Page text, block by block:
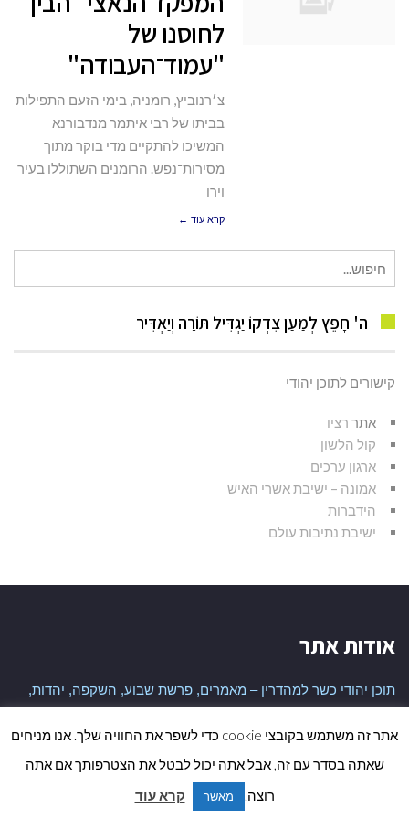
לחוסנו של
"עמוד־העבודה"
צ׳רנוביץ, רומניה, בימי הזעם התפילות
בביתו של רבי איתמר מנדבורנא
המשיכו להתקיים מדי בוקר מתוך
מסירות־נפש. הרומנים השתוללו בעיר
וירו
קרא עוד ←
עבור:
ה' חָפֵץ לְמַעַן צִדְקוֹ יַגְדִּיל תּוֹרָה וְיַאְדִּיר
קישורים לתוכן יהודי
אתר רציו
קול הלשון
ארגון ערכים
אמונה – ישיבת אשרי האיש
הידברות
ישיבת נתיבות עולם
אודות אתר
תוכן יהודי כשר למהדרין – מאמרים, פרשת שבוע, השקפה, יהדות,
היסטוריה יהודית ועוד
כל הזכויות שמורות לאתר
ALEFBT| קרדיט תמונות
אתר זה משתמש בקובצי cookie כדי לשפר את החוויה שלך. אנו מניחים
שאתה בסדר עם זה, אבל אתה יכול לבטל את הצטרפותך אם אתה
רוצה.
מאשר קרא עוד